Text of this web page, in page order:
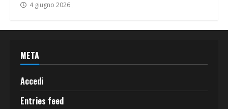
4 giugno 2026
META
Accedi
Entries feed